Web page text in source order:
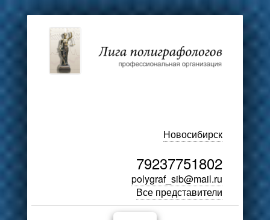
Новосибирск
79237751802
polygraf_sib@mail.ru
Все представители